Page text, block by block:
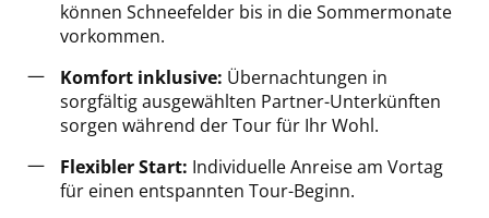
können Schneefelder bis in die Sommermonate
vorkommen.
Komfort inklusive: Übernachtungen in
sorgfältig ausgewählten Partner-Unterkünften
sorgen während der Tour für Ihr Wohl.
Flexibler Start: IndividuelleAnreise am Vortag
für einen entspannten Tour-Beginn.